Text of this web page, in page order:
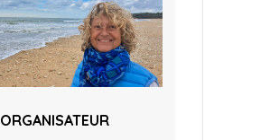
ORGANISATEUR